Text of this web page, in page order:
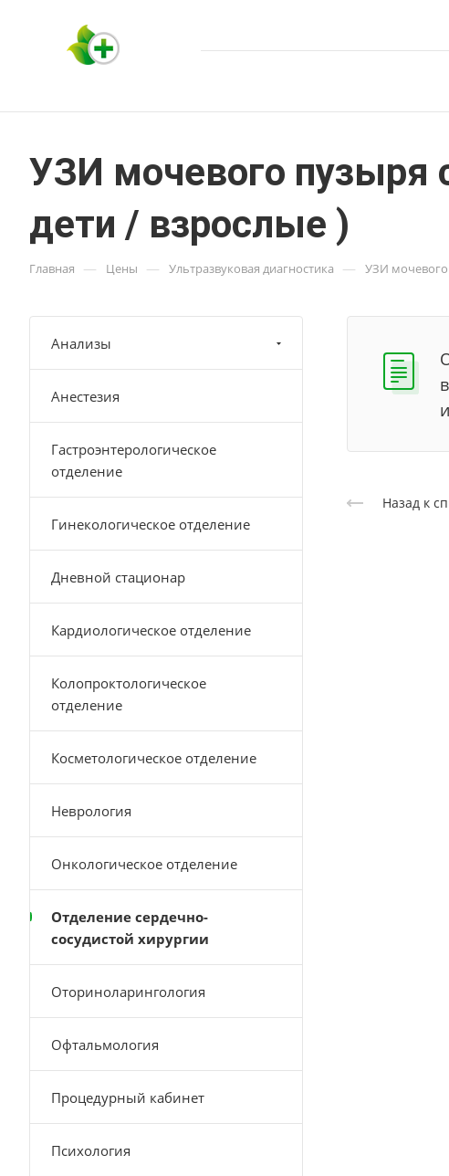
УЗИ мочевого пузыря
дети / взрослые )
Главная — Цены — Ультразвуковая диагностика — УЗИ мочевого
Назад к
Анализы
Анестезия
Гастроэнтерологическое
отделение
Гинекологическое отделение
Дневной стационар
Кардиологическое отделение
Колопроктологическое
отделение
Косметологическое отделение
Неврология
Онкологическое отделение
Отделение сердечно-
сосудистой хирургии
Оториноларингология
Офтальмология
Процедурный кабинет
Психология